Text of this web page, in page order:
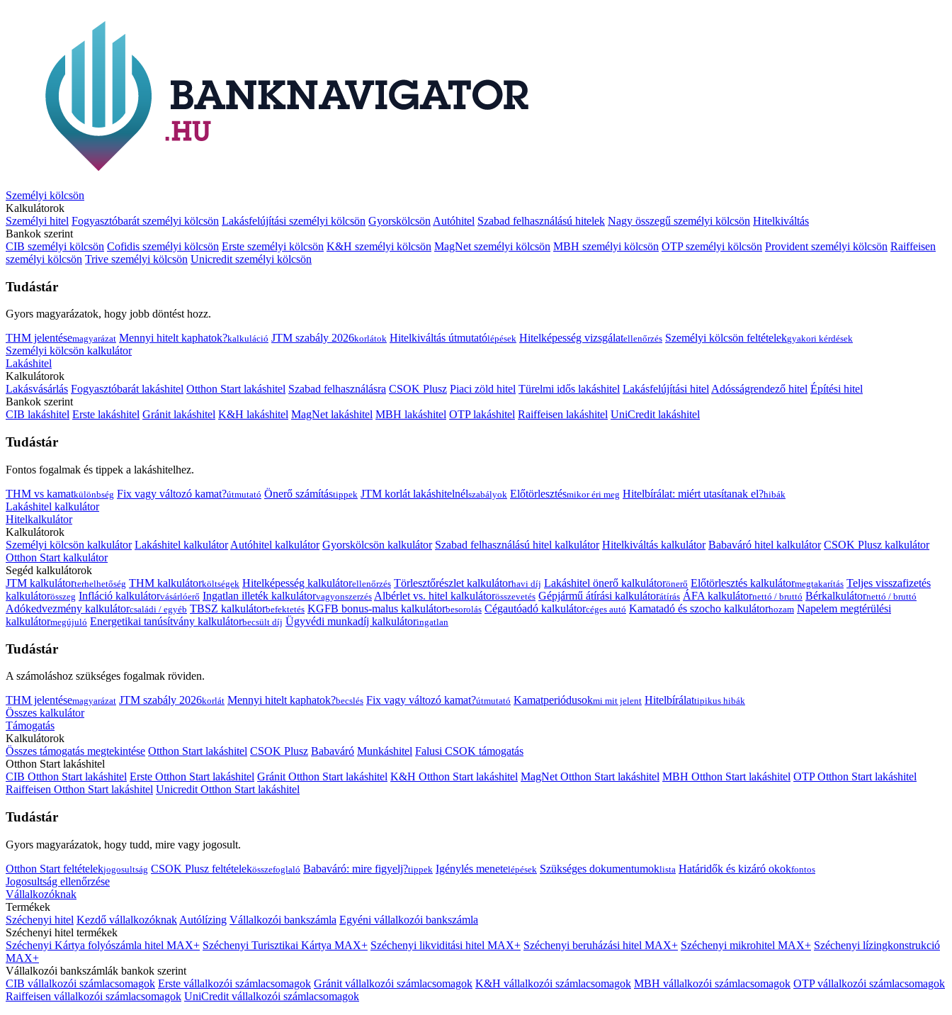
Személyi kölcsön
Kalkulátorok
Személyi hitel Fogyasztóbarát személyi kölcsön Lakásfelújítási személyi kölcsön Gyorskölcsön Autóhitel Szabad felhasználású hitelek Nagy összegű személyi kölcsön Hitelkiváltás
Bankok szerint
CIB személyi kölcsön Cofidis személyi kölcsön Erste személyi kölcsön K&H személyi kölcsön MagNet személyi kölcsön MBH személyi kölcsön OTP személyi kölcsön Provident személyi kölcsön Raiffeisen
személyi kölcsön Trive személyi kölcsön Unicredit személyi kölcsön
Tudástár
Gyors magyarázatok, hogy jobb döntést hozz.
THM jelentésemagyarázat Mennyi hitelt kaphatok?kalkuláció JTM szabály 2026korlátok Hitelkiváltás útmutatólépések Hitelképesség vizsgálatellenőrzés Személyi kölcsön feltételekgyakori kérdések
Személyi kölcsön kalkulátor
Lakáshitel
Kalkulátorok
Lakásvásárlás Fogyasztóbarát lakáshitel Otthon Start lakáshitel Szabad felhasználásra CSOK Plusz Piaci zöld hitel Türelmi idős lakáshitel Lakásfelújítási hitelAdósságrendező hitel Építési hitel
Bankok szerint
CIB lakáshitel Erste lakáshitel Gránit lakáshitel K&H lakáshitel MagNet lakáshitel MBH lakáshitel OTP lakáshitel Raiffeisen lakáshitel UniCredit lakáshitel
Tudástár
Fontos fogalmak és tippek a lakáshitelhez.
THM vs kamatkülönbség Fix vagy változó kamat?útmutató Önerő számítástippek JTM korlát lakáshitelnélszabályok Előtörlesztésmikor éri meg Hitelbírálat: miért utasítanak el?hibák
Lakáshitel kalkulátor
Hitelkalkulátor
Kalkulátorok
Személyi kölcsön kalkulátor Lakáshitel kalkulátor Autóhitel kalkulátor Gyorskölcsön kalkulátor Szabad felhasználású hitel kalkulátor Hitelkiváltás kalkulátor Babaváró hitel kalkulátor CSOK Plusz kalkulátor
Otthon Start kalkulátor
Segéd kalkulátorok
JTM kalkulátorterhelhetőség THM kalkulátorköltségek Hitelképesség kalkulátorellenőrzés Törlesztőrészlet kalkulátorhavi díj Lakáshitel önerő kalkulátorönerő Előtörlesztés kalkulátormegtakarítás Teljes visszafizetés
kalkulátorösszeg Infláció kalkulátorvásárlóerő Ingatlan illeték kalkulátorvagyonszerzés Albérlet vs. hitel kalkulátorösszevetés Gépjármű átírási kalkulátorátírás ÁFA kalkulátornettó / bruttó Bérkalkulátornettó / bruttó
Adókedvezmény kalkulátorcsaládi / egyéb TBSZ kalkulátorbefektetés KGFB bonus-malus kalkulátorbesorolás Cégautóadó kalkulátorcéges autó Kamatadó és szocho kalkulátorhozam Napelem megtérülési
kalkulátormegújuló Energetikai tanúsítvány kalkulátorbecsült díj Ügyvédi munkadíj kalkulátoringatlan
Tudástár
A számoláshoz szükséges fogalmak röviden.
THM jelentésemagyarázat JTM szabály 2026korlát Mennyi hitelt kaphatok?becslés Fix vagy változó kamat?útmutató Kamatperiódusokmi mit jelent Hitelbírálattipikus hibák
Összes kalkulátor
Támogatás
Kalkulátorok
Összes támogatás megtekintése Otthon Start lakáshitel CSOK Plusz Babaváró Munkáshitel Falusi CSOK támogatás
Otthon Start lakáshitel
CIB Otthon Start lakáshitel Erste Otthon Start lakáshitel Gránit Otthon Start lakáshitel K&H Otthon Start lakáshitel MagNet Otthon Start lakáshitel MBH Otthon Start lakáshitel OTP Otthon Start lakáshitel
Raiffeisen Otthon Start lakáshitel Unicredit Otthon Start lakáshitel
Tudástár
Gyors magyarázatok, hogy tudd, mire vagy jogosult.
Otthon Start feltételekjogosultság CSOK Plusz feltételekösszefoglaló Babaváró: mire figyelj?tippek Igénylés menetelépések Szükséges dokumentumoklista Határidők és kizáró okokfontos
Jogosultság ellenőrzése
Vállalkozóknak
Termékek
Széchenyi hitel Kezdő vállalkozóknak Autólízing Vállalkozói bankszámla Egyéni vállalkozói bankszámla
Széchenyi hitel termékek
Széchenyi Kártya folyószámla hitel MAX+ Széchenyi Turisztikai Kártya MAX+ Széchenyi likviditási hitel MAX+ Széchenyi beruházási hitel MAX+ Széchenyi mikrohitel MAX+ Széchenyi lízingkonstrukció
MAX+
Vállalkozói bankszámlák bankok szerint
CIB vállalkozói számlacsomagok Erste vállalkozói számlacsomagok Gránit vállalkozói számlacsomagok K&H vállalkozói számlacsomagok MBH vállalkozói számlacsomagok OTP vállalkozói számlacsomagok
Raiffeisen vállalkozói számlacsomagok UniCredit vállalkozói számlacsomagok